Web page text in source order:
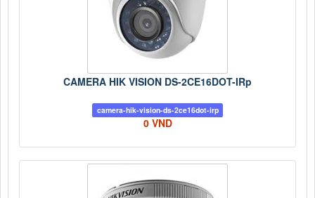
CAMERA HIK VISION DS-2CE16DOT-IRp
camera-hik-vision-ds-2ce16dot-irp
0 VND